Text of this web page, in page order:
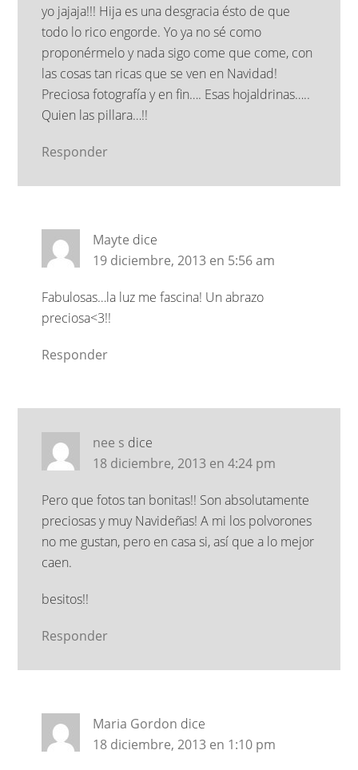
yo jajaja!!! Hija es una desgracia ésto de que
todo lo rico engorde. Yo ya no sé como
proponérmelo y nada sigo come que come, con
las cosas tan ricas que se ven en Navidad!
Preciosa fotografía y en fin…. Esas hojaldrinas…..
Quien las pillara…!!
Responder
Mayte dice
19 diciembre, 2013 en 5:56 am
Fabulosas…la luz me fascina! Un abrazo
preciosa<3!!
Responder
nee s dice
18 diciembre, 2013 en 4:24 pm
Pero que fotos tan bonitas!! Son absolutamente
preciosas y muy Navideñas! A mi los polvorones
no me gustan, pero en casa si, así que a lo mejor
caen.
besitos!!
Responder
Maria Gordon dice
18 diciembre, 2013 en 1:10 pm